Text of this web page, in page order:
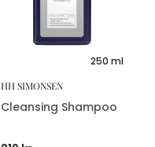
250 ml
HH SIMONSEN
Cleansing Shampoo